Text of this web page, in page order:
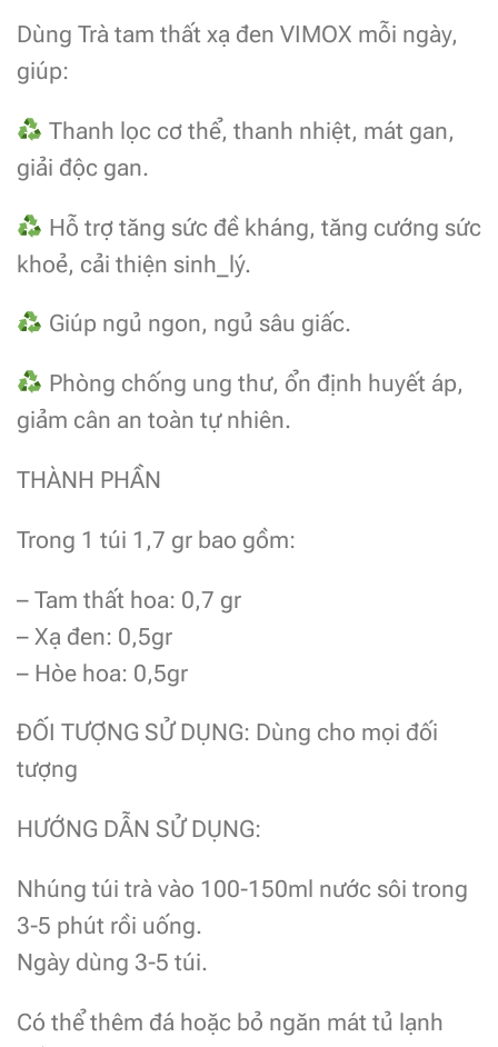
Dùng Trà tam thất xạ đen VIMOX mỗi ngày,
giúp:
Thanh lọc cơ thể, thanh nhiệt, mát gan,
giải độc gan.
Hỗ trợ tăng sức đề kháng, tăng cướng sức
khoẻ, cải thiện sinh_lý.
Giúp ngủ ngon, ngủ sâu giấc.
Phòng chống ung thư, ổn định huyết áp,
giảm cân an toàn tự nhiên.
THÀNH PHẦN
Trong 1 túi 1,7 gr bao gồm:
– Tam thất hoa: 0,7 gr
– Xạ đen: 0,5gr
– Hòe hoa: 0,5gr
ĐỐI TƯỢNG SỬ DỤNG: Dùng cho mọi đối
tượng
HƯỚNG DẪN SỬ DỤNG:
Nhúng túi trà vào 100-150ml nước sôi trong
3-5 phút rồi uống.
Ngày dùng 3-5 túi.
Có thể thêm đá hoặc bỏ ngăn mát tủ lạnh